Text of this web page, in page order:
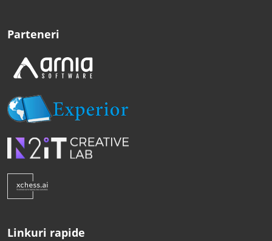
Parteneri
Linkuri rapide